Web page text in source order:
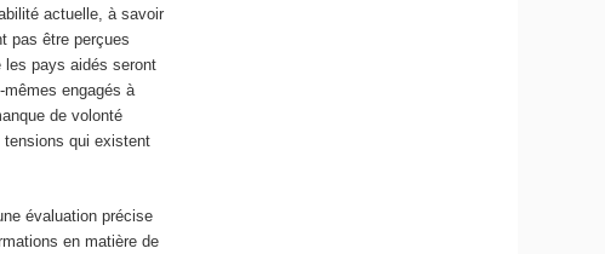
actuelle, à savoir
pas être perçues
les pays aidés seront
engagés à
de volonté
tensions qui existent
évaluation précise
en matière de